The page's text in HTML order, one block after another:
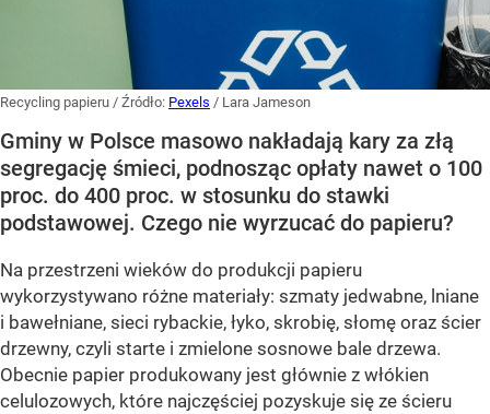
Recycling papieru / Źródło: Pexels / Lara Jameson
Gminy w Polsce masowo nakładają kary za złą
segregację śmieci, podnosząc opłaty nawet o 100
proc. do 400 proc. w stosunku do stawki
podstawowej. Czego nie wyrzucać do papieru?
Na przestrzeni wieków do produkcji papieru
wykorzystywano różne materiały: szmaty jedwabne, lniane
i bawełniane, sieci rybackie, łyko, skrobię, słomę oraz ścier
drzewny, czyli starte i zmielone sosnowe bale drzewa.
Obecnie papier produkowany jest głównie z włókien
celulozowych, które najczęściej pozyskuje się ze ścieru